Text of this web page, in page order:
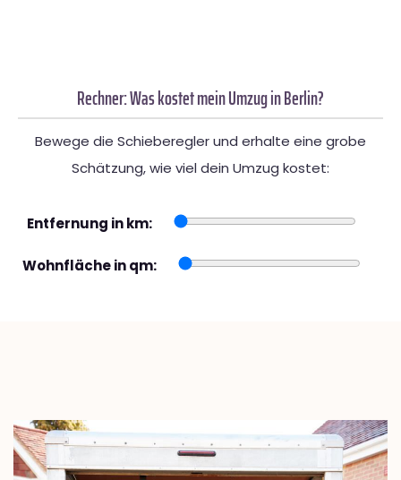
Rechner: Was kostet mein Umzug in Berlin?
Bewege die Schieberegler und erhalte eine grobe
Schätzung, wie viel dein Umzug kostet:
Entfernung in km:
Wohnfläche in qm: